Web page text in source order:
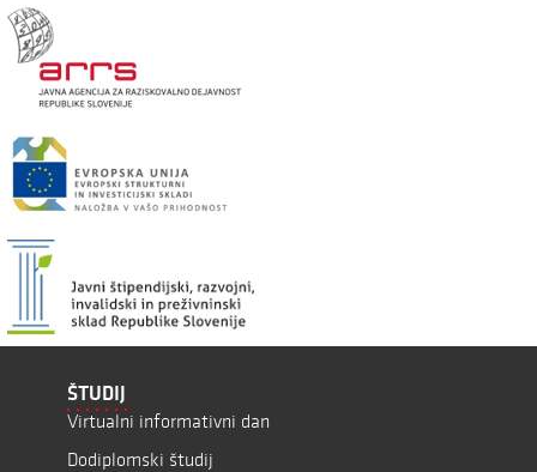
ŠTUDIJ
Virtualni informativni dan
Dodiplomski študij